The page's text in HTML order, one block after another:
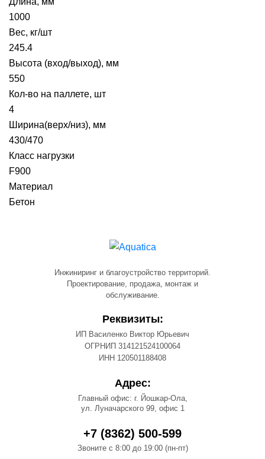
1000
Вес, кг/шт
245.4
Высота (вход/выход), мм
550
Кол-во на паллете, шт
4
Ширина(верх/низ), мм
430/470
Класс нагрузки
F900
Материал
Бетон
Инжиниринг и благоустройство территорий.
Проектирование, продажа, монтаж и
обслуживание.
Реквизиты:
ИП Василенко Виктор Юрьевич
ОГРНИП 314121524100064
ИНН 120501188408
Адрес:
Главный офис: г. Йошкар-Ола,
ул. Луначарского 99, офис 1
+7 (8362) 500-599
Звоните с 8:00 до 19:00 (пн-пт)